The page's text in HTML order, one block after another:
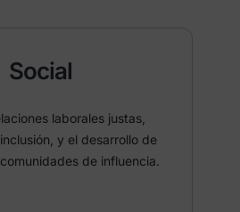
Social
laborales justas,
y el desarrollo de
de influencia.